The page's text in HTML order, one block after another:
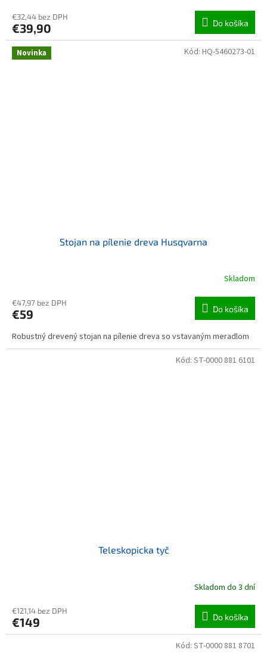
€32,44 bez DPH
€39,90 Do košíka
Novinka
Stojan na pílenie dreva Husqvarna
Skladom
€47,97 bez DPH
€59 Do košíka
Robustný drevený stojan na pílenie dreva so vstavaným meradlom
Kód: HQ-5460273-01
Teleskopicka tyč
Skladom do 3 dní
€121,14 bez DPH
€149 Do košíka
Kód: ST-0000 881 6101
Kód: ST-0000 881 8701